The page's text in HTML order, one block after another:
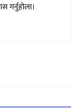
गर्नुहोला।